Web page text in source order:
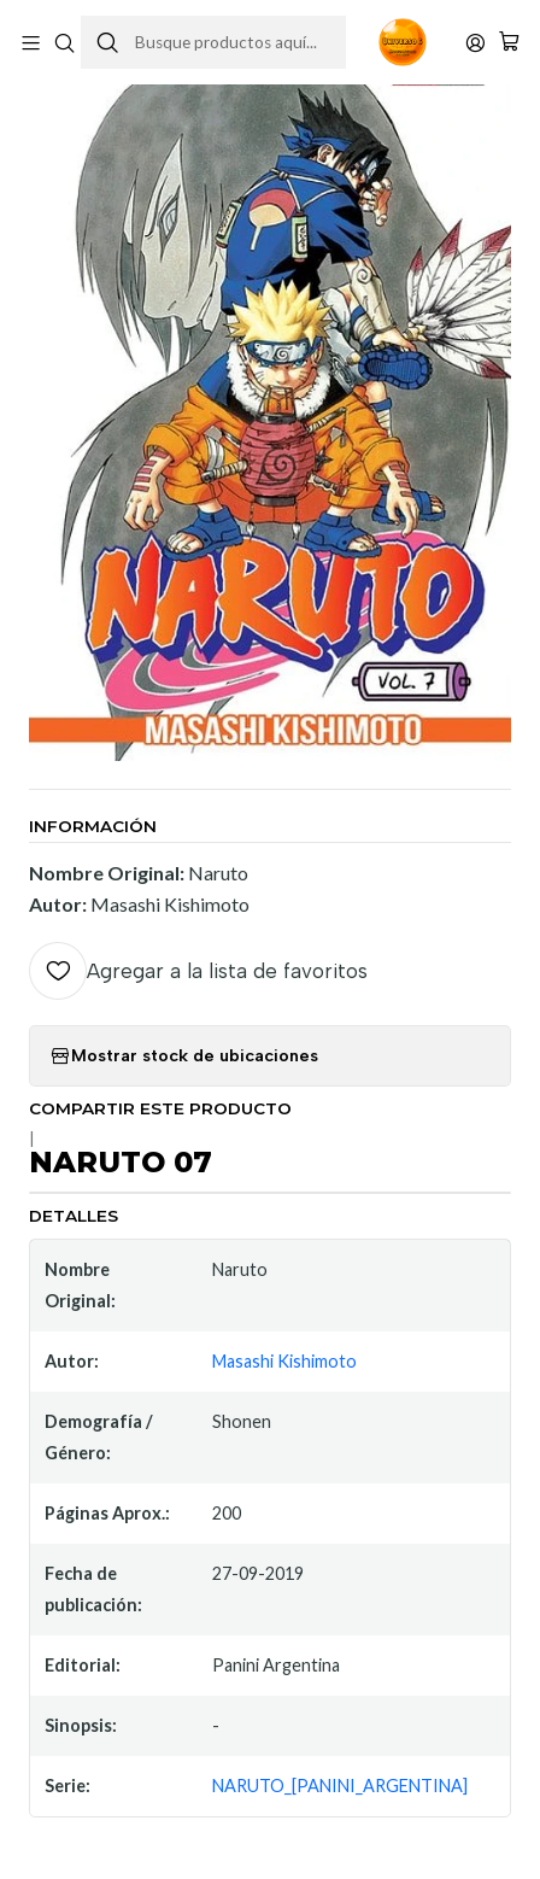
INFORMACIÓN
Nombre Original: Naruto
Autor: Masashi Kishimoto
Agregar a la lista de favoritos
Mostrar stock de ubicaciones
COMPARTIR ESTE PRODUCTO
NARUTO 07
DETALLES
Nombre
Original:
Naruto
Autor: Masashi Kishimoto
Demografía /
Género:
Shonen
Páginas Aprox.: 200
Fecha de
publicación:
27-09-2019
Editorial: Panini Argentina
Sinopsis: -
Serie: NARUTO_[PANINI_ARGENTINA]